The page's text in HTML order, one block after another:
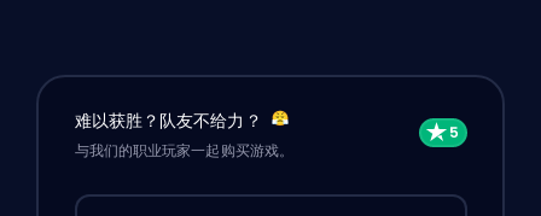
难以获胜？队友不给力？
与我们的职业玩家一起购买游戏。